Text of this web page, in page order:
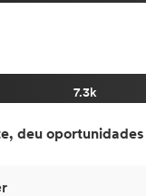
7.3k
deu